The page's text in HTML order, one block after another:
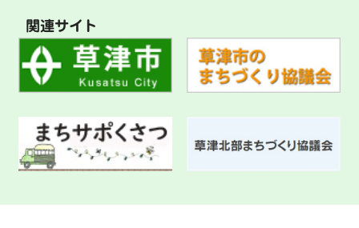
関連サイト